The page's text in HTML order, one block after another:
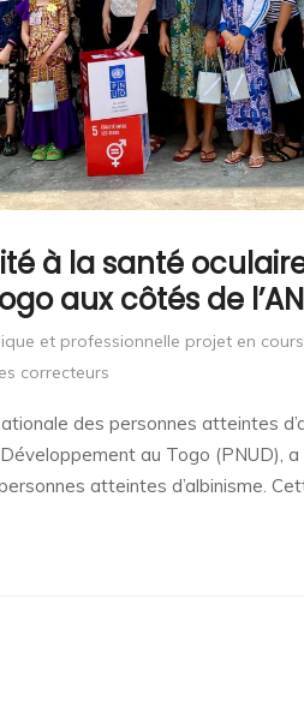
à la santé
aux côtés de
et professionnelle projet en cours
correcteurs
des personnes atteintes
au Togo (PNUD),
atteintes d’albinisme.